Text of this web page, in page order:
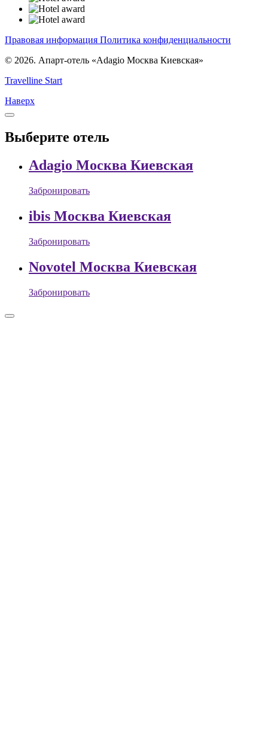
Правовая информация Политика конфиденциальности
© 2026. Апарт-отель «Adagio Москва Киевская»
Travelline Start
Наверх
Выберите отель
Adagio Москва Киевская
Забронировать
ibis Москва Киевская
Забронировать
Novotel Москва Киевская
Забронировать